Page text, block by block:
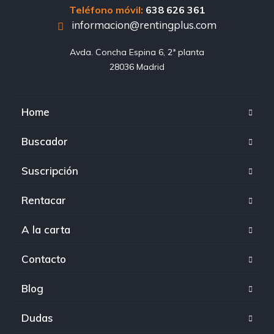
Teléfono móvil: 638 626 361
informacion@rentingplus.com
Avda. Concha Espina 6, 2ª planta
28036 Madrid
Home
Buscador
Suscripción
Rentacar
A la carta
Contacto
Blog
Dudas